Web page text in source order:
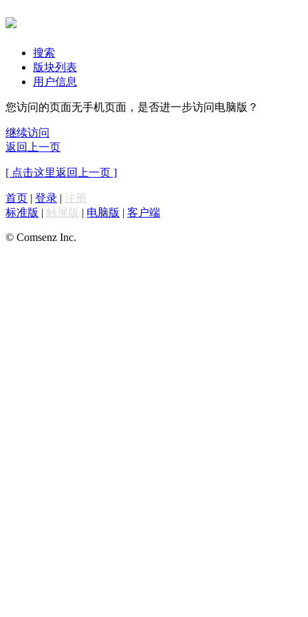
搜索
版块列表
用户信息
您访问的页面无手机页面，是否进一步访问电脑版？
继续访问
返回上一页
[ 点击这里返回上一页 ]
首页 | 登录 | 注册
标准版 | 触屏版 | 电脑版 | 客户端
© Comsenz Inc.